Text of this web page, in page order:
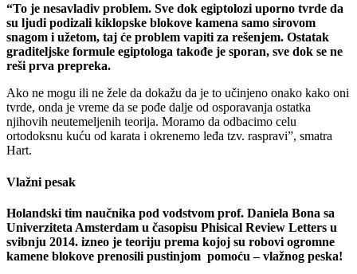
“To je nesavladiv problem. Sve dok egiptolozi uporno tvrde da
su ljudi podizali kiklopske blokove kamena samo sirovom
snagom i užetom, taj će problem vapiti za rešenjem. Ostatak
graditeljske formule egiptologa takođe je sporan, sve dok se ne
reši prva prepreka.
Ako ne mogu ili ne žele da dokažu da je to učinjeno onako kako oni
tvrde, onda je vreme da se pođe dalje od osporavanja ostatka
njihovih neutemeljenih teorija. Moramo da odbacimo celu
ortodoksnu kuću od karata i okrenemo leđa tzv. raspravi”, smatra
Hart.
Vlažni pesak
Holandski tim naučnika pod vodstvom prof. Daniela Bona sa
Univerziteta Amsterdam u časopisu Phisical Review Letters u
svibnju 2014. izneo je teoriju prema kojoj su robovi ogromne
kamene blokove prenosili pustinjom pomoću – vlažnog peska!